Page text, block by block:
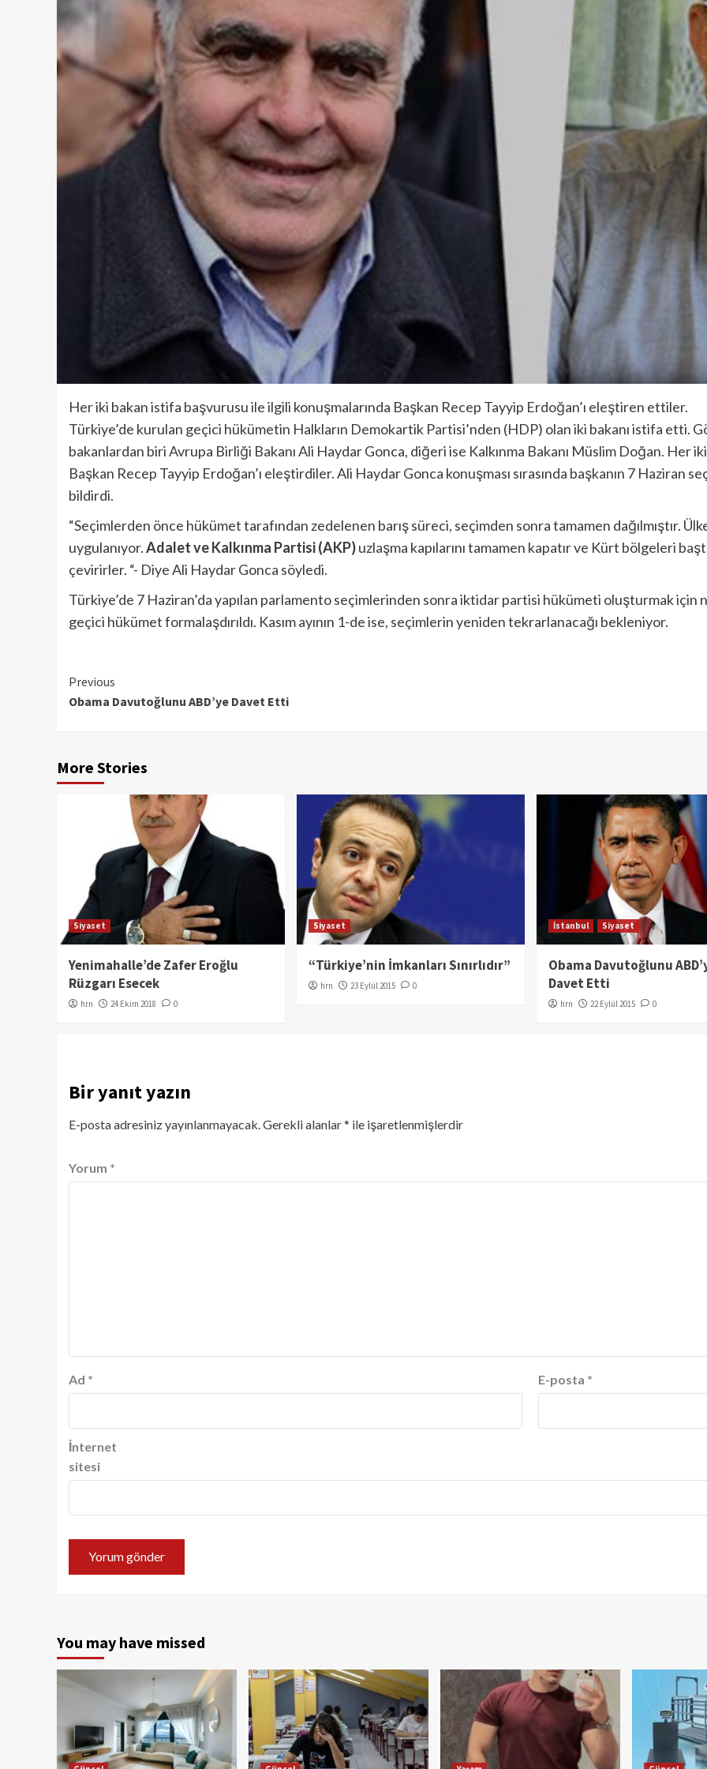
Her iki bakan istifa başvurusu ile ilgili konuşmalarında Başkan Recep Tayyip Erdoğan’ı eleştiren ettiler.
Türkiye’de kurulan geçici hükümetin Halkların Demokartik Partisi’nden (HDP) olan iki bakanı istifa
bakanlardan biri Avrupa Birliği Bakanı Ali Haydar Gonca, diğeri ise Kalkınma Bakanı Müslim Doğan. Her
Başkan Recep Tayyip Erdoğan’ı eleştirdiler. Ali Haydar Gonca konuşması sırasında başkanın 7 Haziran
bildirdi.
“Seçimlerden önce hükümet tarafından zedelenen barış süreci, seçimden sonra tamamen dağılmıştır.
uygulanıyor.Adalet ve Kalkınma Partisi (AKP)uzlaşma kapılarını tamamen kapatır ve Kürt bölgeleri
çevirirler. “- Diye Ali Haydar Gonca söyledi.
Türkiye’de 7 Haziran’da yapılan parlamento seçimlerinden sonra iktidar partisi hükümeti oluşturmak
geçici hükümet formalaşdırıldı. Kasım ayının 1-de ise, seçimlerin yeniden tekrarlanacağı bekleniyor.
Continue
Reading
Previous
Obama Davutoğlunu ABD’ye Davet Etti
More Stories
Siyaset
Yenimahalle’de Zafer Eroğlu
Rüzgarı Esecek
hrn 24 Ekim 2018 0
Siyaset
“Türkiye’nin İmkanları Sınırlıdır”
hrn 23 Eylül 2015 0
İstanbul Siyaset
Obama Davutoğlunu
Davet Etti
hrn 22 Eylül 2015 0
Bir yanıt yazın
E-posta adresiniz yayınlanmayacak. Gerekli alanlar* ile işaretlenmişlerdir
Yorum *
Ad * E-posta *
İnternet
sitesi
You may have missed